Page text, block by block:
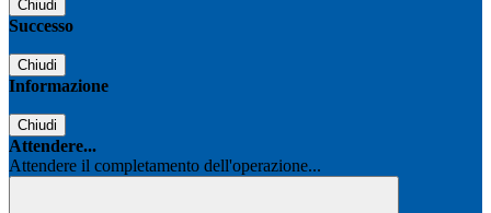
Chiudi
Successo
Chiudi
Informazione
Chiudi
Attendere...
Attendere il completamento dell'operazione...